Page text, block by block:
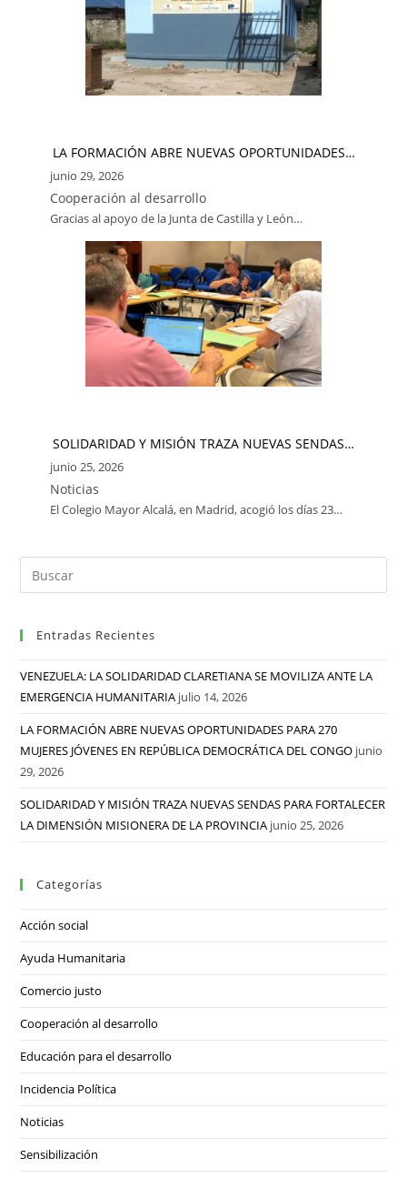
LA FORMACIÓN ABRE NUEVAS OPORTUNIDADES…
junio 29, 2026
Cooperación al desarrollo
Gracias al apoyo de la Junta de Castilla y León…
SOLIDARIDAD Y MISIÓN TRAZA NUEVAS SENDAS…
junio 25, 2026
Noticias
El Colegio Mayor Alcalá, en Madrid, acogió los días 23…
Entradas Recientes
VENEZUELA: LA SOLIDARIDAD CLARETIANA SE MOVILIZA ANTE LA
EMERGENCIA HUMANITARIA julio 14, 2026
LA FORMACIÓN ABRE NUEVAS OPORTUNIDADES PARA 270
MUJERES JÓVENES EN REPÚBLICA DEMOCRÁTICA DEL CONGO junio
29, 2026
SOLIDARIDAD Y MISIÓN TRAZA NUEVAS SENDAS PARA FORTALECER
LA DIMENSIÓN MISIONERA DE LA PROVINCIA junio 25, 2026
Categorías
Acción social
Ayuda Humanitaria
Comercio justo
Cooperación al desarrollo
Educación para el desarrollo
Incidencia Política
Noticias
Sensibilización